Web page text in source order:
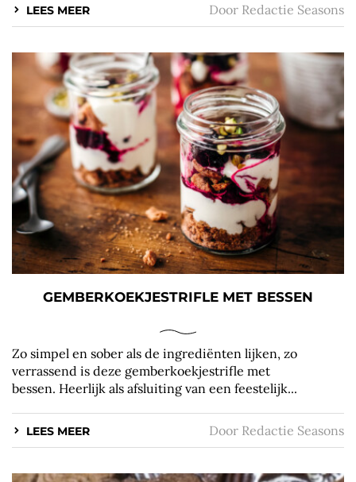
LEES MEER Door Redactie Seasons
GEMBERKOEKJESTRIFLE MET BESSEN
Zo simpel en sober als de ingrediënten lijken, zo
verrassend is deze gemberkoekjestrifle met
bessen. Heerlijk als afsluiting van een feestelijk...
LEES MEER Door Redactie Seasons